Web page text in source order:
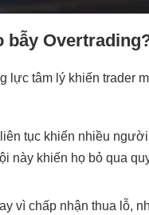
bẫy
tâm lý khiến trader
tục khiến nhiều
này khiến họ bỏ qua
vì chấp nhận thua lỗ,